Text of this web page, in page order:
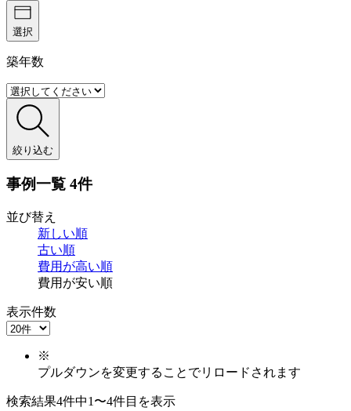
選択
築年数
絞り込む
事例一覧 4件
並び替え
新しい順
古い順
費用が高い順
費用が安い順
表示件数
※
プルダウンを変更することでリロードされます
検索結果4件中1〜4件目を表示